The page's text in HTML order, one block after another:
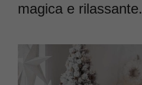
magica e rilassante.